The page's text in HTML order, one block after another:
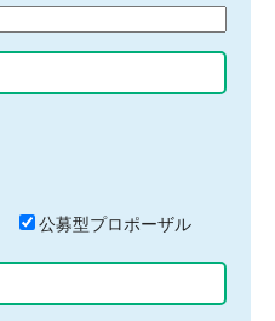
公募型プロポーザル